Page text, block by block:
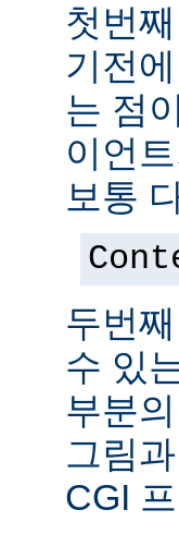
첫번
기전
는 점
이언
보통
두번
수 있
부분
그림
CGI